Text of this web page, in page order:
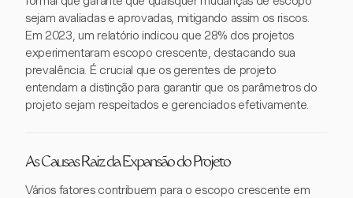
sejam avaliadas e aprovadas, mitigando assim os riscos.
Em 2023, um relatório indicou que 28% dos projetos
experimentaram escopo crescente, destacando sua
prevalência. É crucial que os gerentes de projeto
entendam a distinção para garantir que os parâmetros do
projeto sejam respeitados e gerenciados efetivamente.
As Causas Raiz da Expansão do Projeto
Vários fatores contribuem para o escopo crescente em